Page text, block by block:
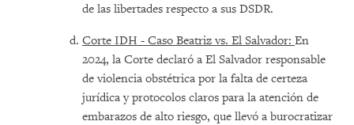
de las libertades respecto a sus DSDR.
Corte IDH - Caso Beatriz vs. El Salvador: En
2024, la Corte declaró a El Salvador responsable
de violencia obstétrica por la falta de certeza
jurídica y protocolos claros para la atención de
embarazos de alto riesgo, que llevó a burocratizar